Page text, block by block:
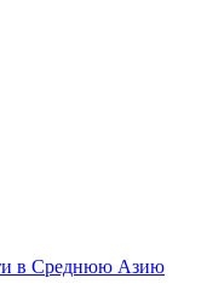
в Среднюю Азию